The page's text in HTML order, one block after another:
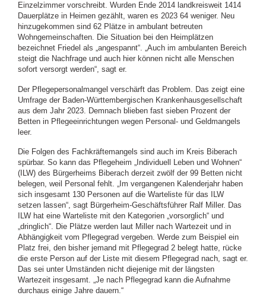
Einzelzimmer vorschreibt. Wurden Ende 2014 landkreisweit 1414
Dauerplätze in Heimen gezählt, waren es 2023 64 weniger. Neu
hinzugekommen sind 62 Plätze in ambulant betreuten
Wohngemeinschaften. Die Situation bei den Heimplätzen
bezeichnet Friedel als „angespannt“. „Auch im ambulanten Bereich
steigt die Nachfrage und auch hier können nicht alle Menschen
sofort versorgt werden“, sagt er.
Der Pflegepersonalmangel verschärft das Problem. Das zeigt eine
Umfrage der Baden-Württembergischen Krankenhausgesellschaft
aus dem Jahr 2023. Demnach blieben fast sieben Prozent der
Betten in Pflegeeinrichtungen wegen Personal- und Geldmangels
leer.
Die Folgen des Fachkräftemangels sind auch im Kreis Biberach
spürbar. So kann das Pflegeheim „Individuell Leben und Wohnen“
(ILW) des Bürgerheims Biberach derzeit zwölf der 99 Betten nicht
belegen, weil Personal fehlt. „Im vergangenen Kalenderjahr haben
sich insgesamt 130 Personen auf die Warteliste für das ILW
setzen lassen“, sagt Bürgerheim-Geschäftsführer Ralf Miller. Das
ILW hat eine Warteliste mit den Kategorien „vorsorglich“ und
„dringlich“. Die Plätze werden laut Miller nach Wartezeit und in
Abhängigkeit vom Pflegegrad vergeben. Werde zum Beispiel ein
Platz frei, den bisher jemand mit Pflegegrad 2 belegt hatte, rücke
die erste Person auf der Liste mit diesem Pflegegrad nach, sagt er.
Das sei unter Umständen nicht diejenige mit der längsten
Wartezeit insgesamt. „Je nach Pflegegrad kann die Aufnahme
durchaus einige Jahre dauern.“